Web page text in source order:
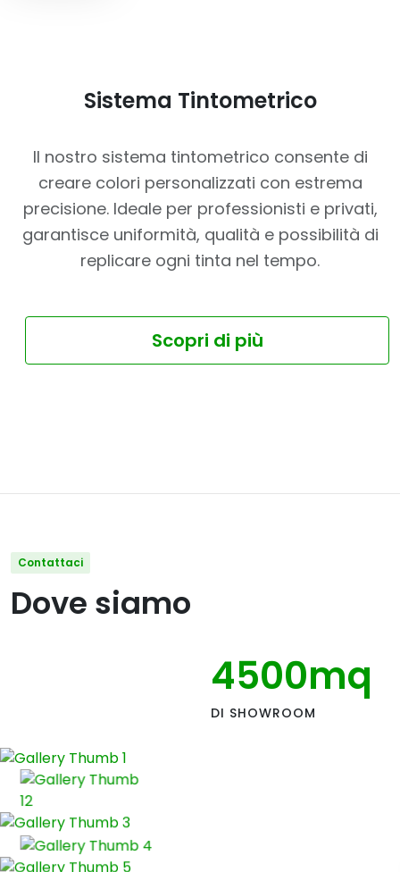
Sistema Tintometrico
Il nostro sistema tintometrico consente di
creare colori personalizzati con estrema
precisione. Ideale per professionisti e privati,
garantisce uniformità, qualità e possibilità di
replicare ogni tinta nel tempo.
Scopri di più
Contattaci
Dove siamo
4500mq
DI SHOWROOM